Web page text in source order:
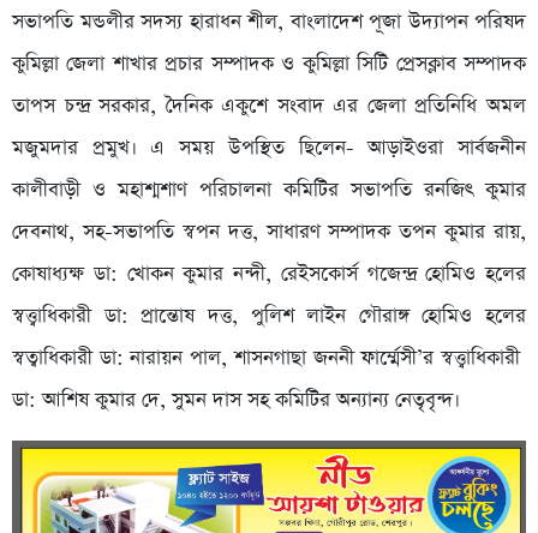
সভাপতি মন্ডলীর সদস্য হারাধন শীল, বাংলাদেশ পূজা উদ্যাপন পরিষদ
কুমিল্লা জেলা শাখার প্রচার সম্পাদক ও কুমিল্লা সিটি প্রেসক্লাব সম্পাদক
তাপস চন্দ্র সরকার, দৈনিক একুশে সংবাদ এর জেলা প্রতিনিধি অমল
মজুমদার প্রমুখ। এ সময় উপস্থিত ছিলেন- আড়াইওরা সার্বজনীন
কালীবাড়ী ও মহাশ্মশাণ পরিচালনা কমিটির সভাপতি রনজিৎ কুমার
দেবনাথ, সহ-সভাপতি স্বপন দত্ত, সাধারণ সম্পাদক তপন কুমার রায়,
কোষাধ্যক্ষ ডা: খোকন কুমার নন্দী, রেইসকোর্স গজেন্দ্র হোমিও হলের
স্বত্ত্বাধিকারী ডা: প্রান্তোষ দত্ত, পুলিশ লাইন গৌরাঙ্গ হোমিও হলের
স্বত্বাধিকারী ডা: নারায়ন পাল, শাসনগাছা জননী ফার্ম্মেসী’র স্বত্ত্বাধিকারী
ডা: আশিষ কুমার দে, সুমন দাস সহ কমিটির অন্যান্য নেতৃবৃন্দ।